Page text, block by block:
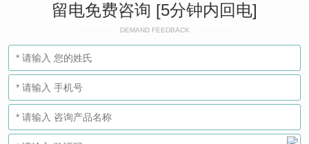
留电免费咨询 [5分钟内回电]
DEMAND FEEDBACK